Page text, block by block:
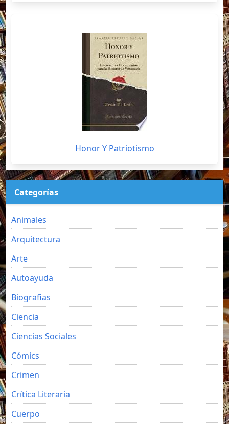
Honor Y Patriotismo
Categorías
Animales
Arquitectura
Arte
Autoayuda
Biografias
Ciencia
Ciencias Sociales
Cómics
Crimen
Crítica Literaria
Cuerpo